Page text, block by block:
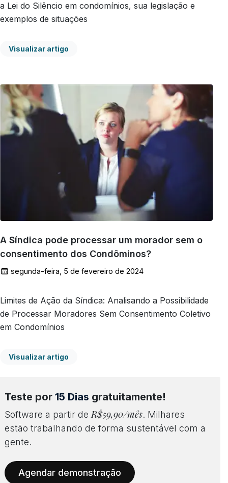
a Lei do Silêncio em condomínios, sua legislação e
exemplos de situações
Visualizar artigo
A Síndica pode processar um morador sem o
consentimento dos Condôminos?
segunda-feira, 5 de fevereiro de 2024
Limites de Ação da Síndica: Analisando a Possibilidade
de Processar Moradores Sem Consentimento Coletivo
em Condomínios
Visualizar artigo
Teste por 15 Dias gratuitamente!
Software a partir de R$59,90/mês. Milhares
estão trabalhando de forma sustentável com a
gente.
Agendar demonstração